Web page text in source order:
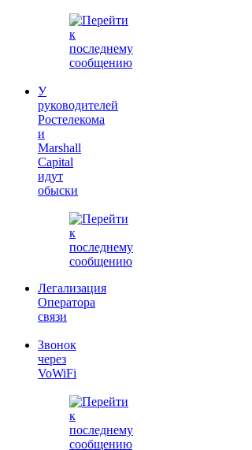
У
руководителей
Ростелекома
и
Marshall
Capital
идут
обыски
Легализация
Оператора
связи
Звонок
через
VoWiFi